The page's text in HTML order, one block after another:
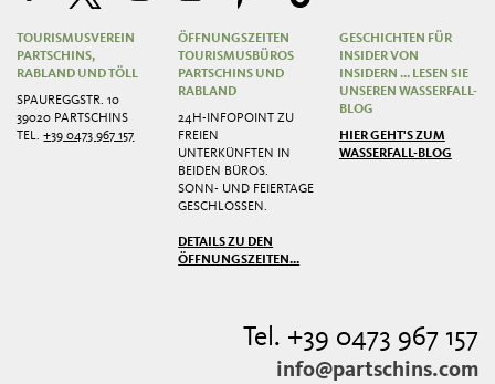
TOURISMUSVEREIN
PARTSCHINS,
RABLAND UND TÖLL
SPAUREGGSTR. 10
39020 PARTSCHINS
TEL.+39 0473 967 157
ÖFFNUNGSZEITEN
TOURISMUSBÜROS
PARTSCHINS UND
RABLAND
24H-INFOPOINT ZU
FREIEN
UNTERKÜNFTEN IN
BEIDEN BÜROS.
SONN- UND FEIERTAGE
GESCHLOSSEN.
DETAILS ZU DEN
ÖFFNUNGSZEITEN...
GESCHICHTEN FÜR
INSIDER VON
INSIDERN ... LESEN SIE
UNSEREN WASSERFALL-
BLOG
HIER GEHT'S ZUM
WASSERFALL-BLOG
Tel. +39 0473 967 157
info@partschins.com